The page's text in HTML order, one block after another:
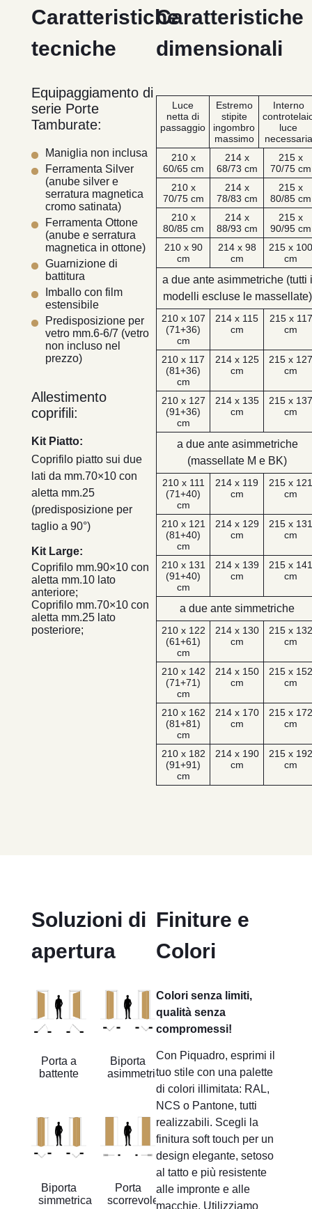
Caratteristiche
dimensionali
Luce
netta di
passaggio
Estremo
stipite
ingombro
massimo
Interno
luce
necessaria
210 x
60/65 cm
214 x
68/73 cm
215 x
70/75 cm
210 x
70/75 cm
214 x
78/83 cm
215 x
80/85 cm
210 x
80/85 cm
214 x
88/93 cm
215 x
90/95 cm
210 x 90
cm
214 x 98
cm
215 x
cm
a due ante asimmetriche (tutti i
modelli escluse le massellate)
210 x 107
(71+36)
cm
214 x 115
cm
215 x 117
cm
210 x 117
(81+36)
cm
214 x 125
cm
215 x
cm
210 x 127
(91+36)
cm
214 x 135
cm
215 x
cm
a due ante asimmetriche
(massellate M e BK)
210 x 111
(71+40)
cm
214 x 119
cm
215 x
cm
210 x 121
(81+40)
cm
214 x 129
cm
215 x
cm
210 x 131
(91+40)
cm
214 x 139
cm
215 x
cm
a due ante simmetriche
210 x 122
(61+61)
cm
214 x 130
cm
215 x
cm
210 x 142
(71+71)
cm
214 x 150
cm
215 x
cm
210 x 162
(81+81)
cm
214 x 170
cm
215 x
cm
210 x 182
(91+91)
cm
214 x 190
cm
215 x
cm
Caratteristiche
tecniche
Equipaggiamento di
serie Porte
Tamburate:
Maniglia non inclusa
Ferramenta Silver
(anube silver e
serratura magnetica
cromo satinata)
Ferramenta Ottone
(anube e serratura
magnetica in ottone)
Guarnizione di
battitura
Imballo con film
estensibile
Predisposizione per
vetro mm.6-6/7 (vetro
non incluso nel
prezzo)
Allestimento
coprifili:
Kit Piatto:
Coprifilo piatto sui due
lati da mm.70×10 con
aletta mm.25
(predisposizione per
taglio a 90°)
Kit Large:
Coprifilo mm.90×10 con
aletta mm.10 lato
anteriore;
Coprifilo mm.70×10 con
aletta mm.25 lato
posteriore;
Soluzioni di
apertura
Porta a
battente
Biporta
asimmetrica
Biporta
simmetrica
Porta
scorrevole
Finiture e
Colori
Colori senza limiti,
qualità senza
compromessi!
Con Piquadro, esprimi il
tuo stile con una palette
di colori illimitata: RAL,
NCS o Pantone, tutti
realizzabili. Scegli la
finitura soft touch per un
design elegante, setoso
al tatto e più resistente
alle impronte e alle
macchie. Utilizziamo